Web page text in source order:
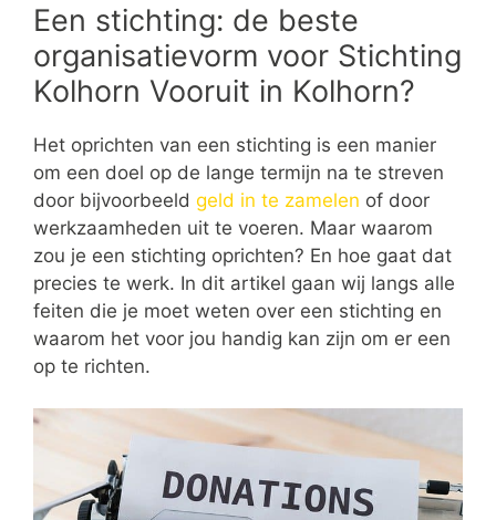
Een stichting: de beste
organisatievorm voor Stichting
Kolhorn Vooruit in Kolhorn?
Het oprichten van een stichting is een manier
om een doel op de lange termijn na te streven
door bijvoorbeeld geld in te zamelen of door
werkzaamheden uit te voeren. Maar waarom
zou je een stichting oprichten? En hoe gaat dat
precies te werk. In dit artikel gaan wij langs alle
feiten die je moet weten over een stichting en
waarom het voor jou handig kan zijn om er een
op te richten.